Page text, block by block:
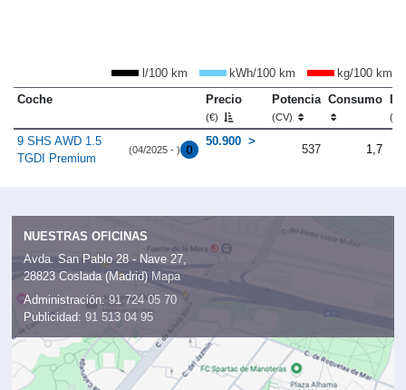
l/100 km kWh/100 km
kg/100 km
Coche
Precio
(€)
Potencia
(CV)
Consumo
9 SHS AWD 1.5
TGDI Premium
(04/2025 - )
50.900
537 1,7
NUESTRAS OFICINAS
Avda. San Pablo 28 - Nave 27,
28823 Coslada (Madrid) Mapa
Administración: 91 724 05 70
Publicidad: 91 513 04 95